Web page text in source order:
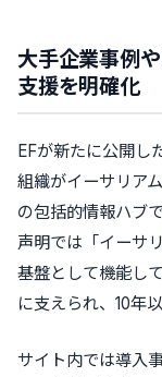
大手企業事例
支援を明確化
EFが新たに公開し
組織がイーサリア
の包括的情報ハブで
声明では「イーサ
基盤として機能し
に支えられ、10年
サイト内では導入